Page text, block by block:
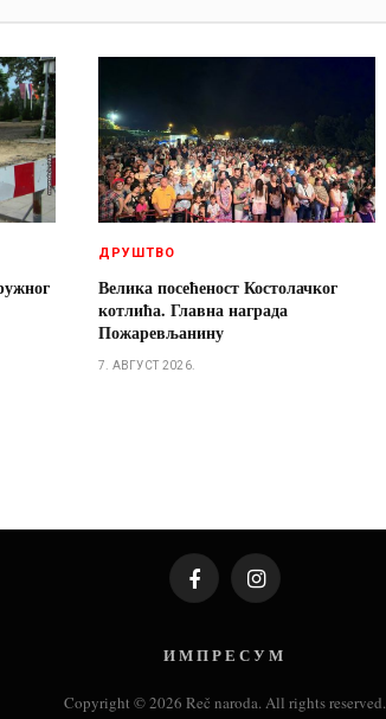
ДРУШТВО
Велика посећеност Костолачког
котлића. Главна награда
Пожаревљанину
7. АВГУСТ 2026.
FacebookInstagram
И М П Р Е С У М
Copyright © 2026 Reč naroda. All rights reserved.